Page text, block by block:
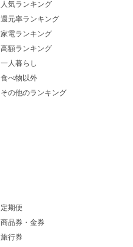
人気ランキング
還元率ランキング
家電ランキング
高額ランキング
一人暮らし
食べ物以外
その他のランキング
定期便
商品券・金券
旅行券